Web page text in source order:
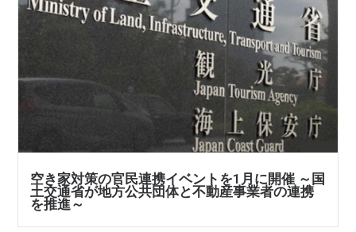
空き家対策の官民連携イベントを1月に開催 ～国
土交通省が地方公共団体と不動産事業者の連携
を推進～